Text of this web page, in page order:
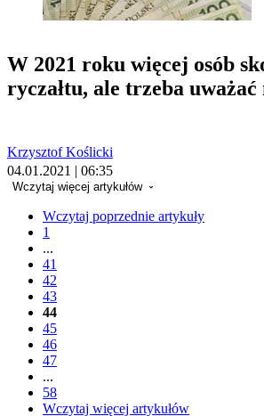
W 2021 roku więcej osób
ryczałtu, ale trzeba uważać
Krzysztof Koślicki
04.01.2021 | 06:35
Wczytaj więcej artykułów
Wczytaj poprzednie artykuły
1
...
41
42
43
44
45
46
47
...
58
Wczytaj więcej artykułów